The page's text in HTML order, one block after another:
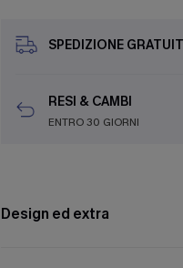
SPEDIZIONE
RESI & CAMBI
ENTRO 30 GIORNI
Design ed extra